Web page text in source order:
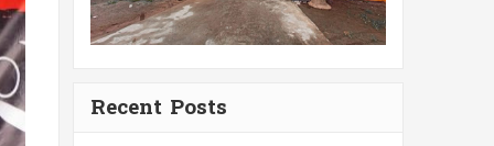
Recent Posts